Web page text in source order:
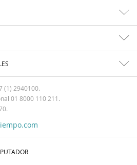
(1) 2940100.
01 8000 110 211.